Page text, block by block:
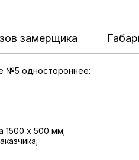
замерщика
№5 одностороннее:
1500 х 500 мм;